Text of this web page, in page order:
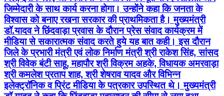
जिम्मेदारी के साथ कार्य करना होगा। उन्होंने कहा कि जनता के
विश्वास को बनाए रखना सरकार की प्राथमिकता है। मुख्यमंत्री
डॉ.यादव ने छिंदवाड़ा प्रवास के दौरान प्रेस संवाद कार्यक्रम में
मीडिया से सकारात्मक संवाद करते हुये यह बात कही। इस दौरान
जिले के प्रभारी मंत्री एवं लोक निर्माण मंत्री श्री राकेश सिंह, सांसद
श्री विवेक बंटी साहू, महापौर श्री विक्रम अहके, विधायक अमरवाड़ा
श्री कमलेश प्रताप शाह, श्री शेषराव यादव और विभिन्न
इलेक्ट्रॉनिक व प्रिंट मीडिया के पत्रकार उपस्थित थे। मुख्यमंत्री